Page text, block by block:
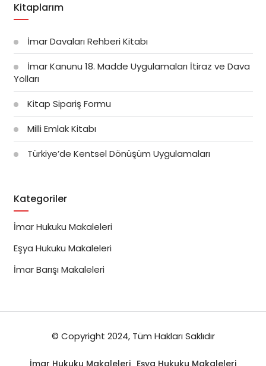
Kitaplarım
İmar Davaları Rehberi Kitabı
İmar Kanunu 18. Madde Uygulamaları İtiraz ve Dava
Yolları
Kitap Sipariş Formu
Milli Emlak Kitabı
Türkiye’de Kentsel Dönüşüm Uygulamaları
Kategoriler
İmar Hukuku Makaleleri
Eşya Hukuku Makaleleri
İmar Barışı Makaleleri
© Copyright 2024, Tüm Hakları Saklıdır
İmar Hukuku Makaleleri Eşya Hukuku Makaleleri